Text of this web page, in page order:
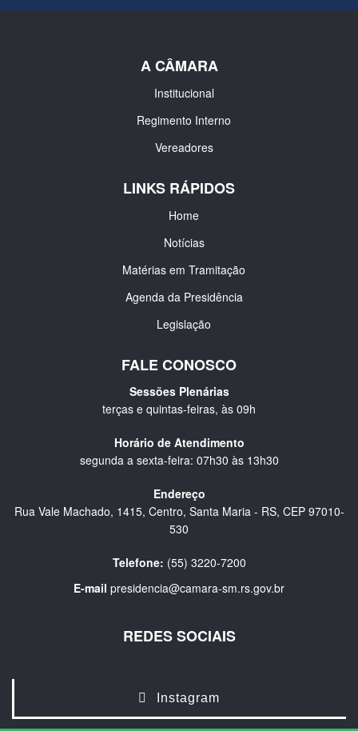
A CÂMARA
Institucional
Regimento Interno
Vereadores
LINKS RÁPIDOS
Home
Notícias
Matérias em Tramitação
Agenda da Presidência
Legislação
FALE CONOSCO
Sessões Plenárias
terças e quintas-feiras, às 09h
Horário de Atendimento
segunda a sexta-feira: 07h30 às 13h30
Endereço
Rua Vale Machado, 1415, Centro, Santa Maria - RS, CEP 97010-
530
Telefone: (55) 3220-7200
E-mail presidencia@camara-sm.rs.gov.br
REDES SOCIAIS
Instagram